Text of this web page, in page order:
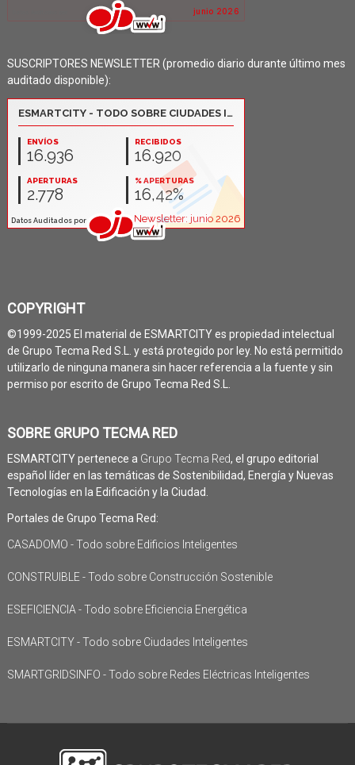
SUSCRIPTORES NEWSLETTER (promedio diario durante último mes
auditado disponible):
COPYRIGHT
©1999-2025 El material de ESMARTCITY es propiedad intelectual
de Grupo Tecma Red S.L. y está protegido por ley. No está permitido
utilizarlo de ninguna manera sin hacer referencia a la fuente y sin
permiso por escrito de Grupo Tecma Red S.L.
SOBRE GRUPO TECMA RED
ESMARTCITY pertenece a Grupo Tecma Red, el grupo editorial
español líder en las temáticas de Sostenibilidad, Energía y Nuevas
Tecnologías en la Edificación y la Ciudad.
Portales de Grupo Tecma Red:
CASADOMO - Todo sobre Edificios Inteligentes
CONSTRUIBLE - Todo sobre Construcción Sostenible
ESEFICIENCIA - Todo sobre Eficiencia Energética
ESMARTCITY - Todo sobre Ciudades Inteligentes
SMARTGRIDSINFO - Todo sobre Redes Eléctricas Inteligentes